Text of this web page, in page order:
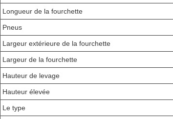
Longueur de la fourchette
Pneus
Largeur extérieure de la fourchette
Largeur de la fourchette
Hauteur de levage
Hauteur élevée
Le type